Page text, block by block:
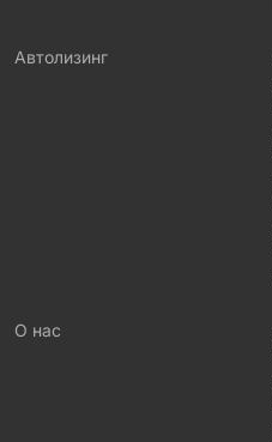
Автолизинг
О нас